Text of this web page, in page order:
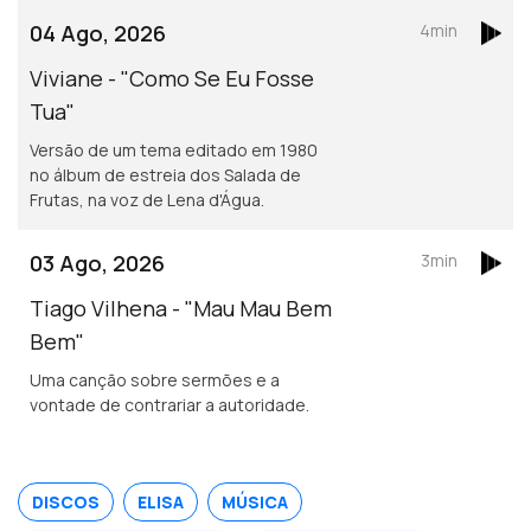
04 Ago, 2026
Viviane - "Como Se Eu Fosse
Tua"
Versão de um tema editado em 1980
no álbum de estreia dos Salada de
Frutas, na voz de Lena d'Água.
4min
03 Ago, 2026
Tiago Vilhena - "Mau Mau Bem
Bem"
Uma canção sobre sermões e a
vontade de contrariar a autoridade.
3min
DISCOS ELISA MÚSICA